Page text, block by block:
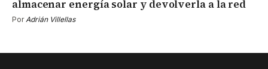
almacenar energía solar y devolverla a la red
Por Adrián Villellas